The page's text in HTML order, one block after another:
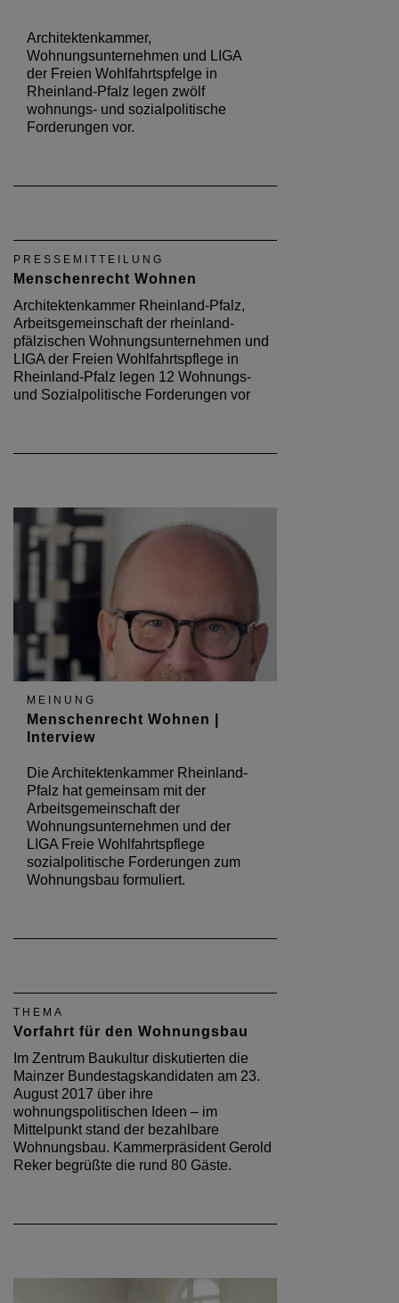
Architektenkammer,
Wohnungsunternehmen und LIGA
der Freien Wohlfahrtspfelge in
Rheinland-Pfalz legen zwölf
wohnungs- und sozialpolitische
Forderungen vor.
PRESSEMITTEILUNG
Menschenrecht Wohnen
Architektenkammer Rheinland-Pfalz,
Arbeitsgemeinschaft der rheinland-
pfälzischen Wohnungsunternehmen und
LIGA der Freien Wohlfahrtspflege in
Rheinland-Pfalz legen 12 Wohnungs-
und Sozialpolitische Forderungen vor
MEINUNG
Menschenrecht Wohnen |
Interview
Die Architektenkammer Rheinland-
Pfalz hat gemeinsam mit der
Arbeitsgemeinschaft der
Wohnungsunternehmen und der
LIGA Freie Wohlfahrtspflege
sozialpolitische Forderungen zum
Wohnungsbau formuliert.
THEMA
Vorfahrt für den Wohnungsbau
Im Zentrum Baukultur diskutierten die
Mainzer Bundestagskandidaten am 23.
August 2017 über ihre
wohnungspolitischen Ideen – im
Mittelpunkt stand der bezahlbare
Wohnungsbau. Kammerpräsident Gerold
Reker begrüßte die rund 80 Gäste.